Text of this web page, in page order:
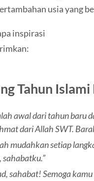
usia yang
inspirasi
Tahun
awal dari tahun baru
dari Allah SWT.
mudahkan setiap
sahabatku.”
sahabat! Semoga